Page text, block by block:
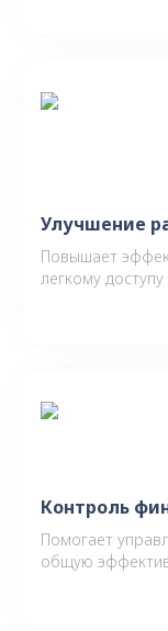
Улучшение
Повышает
легкому
Контроль
Помогает
общую